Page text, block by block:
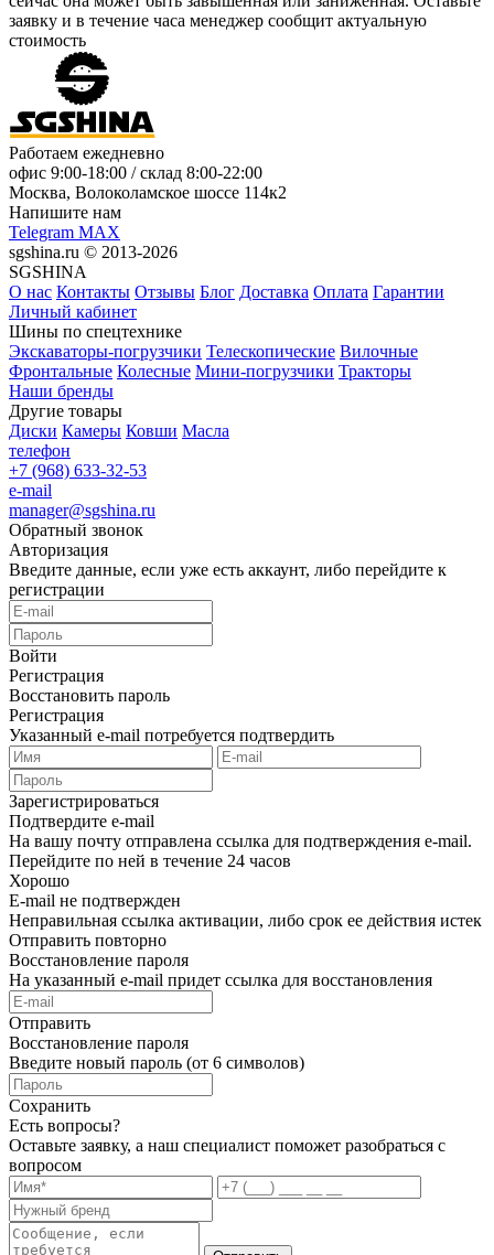
заявку и в течение часа менеджер сообщит актуальную
стоимость
Работаем ежедневно
офис 9:00-18:00 / склад 8:00-22:00
Москва, Волоколамское шоссе 114к2
Напишите нам
Telegram MAX
sgshina.ru © 2013-2026
SGSHINA
О нас Контакты Отзывы Блог Доставка Оплата Гарантии
Личный кабинет
Шины по спецтехнике
Экскаваторы-погрузчики Телескопические Вилочные
Фронтальные Колесные Мини-погрузчики Тракторы
Наши бренды
Другие товары
Диски Камеры Ковши Масла
телефон
+7 (968) 633-32-53
e-mail
manager@sgshina.ru
Обратный звонок
Авторизация
Введите данные, если уже есть аккаунт, либо перейдите к
регистрации
Войти
Регистрация
Восстановить пароль
Регистрация
Указанный e-mail потребуется подтвердить
Зарегистрироваться
Подтвердите e-mail
На вашу почту отправлена ссылка для подтверждения e-mail.
Перейдите по ней в течение 24 часов
Хорошо
E-mail не подтвержден
Неправильная ссылка активации, либо срок ее действия истек
Отправить повторно
Восстановление пароля
На указанный e-mail придет ссылка для восстановления
Отправить
Восстановление пароля
Введите новый пароль (от 6 символов)
Сохранить
Есть вопросы?
Оставьте заявку, а наш специалист поможет разобраться с
вопросом